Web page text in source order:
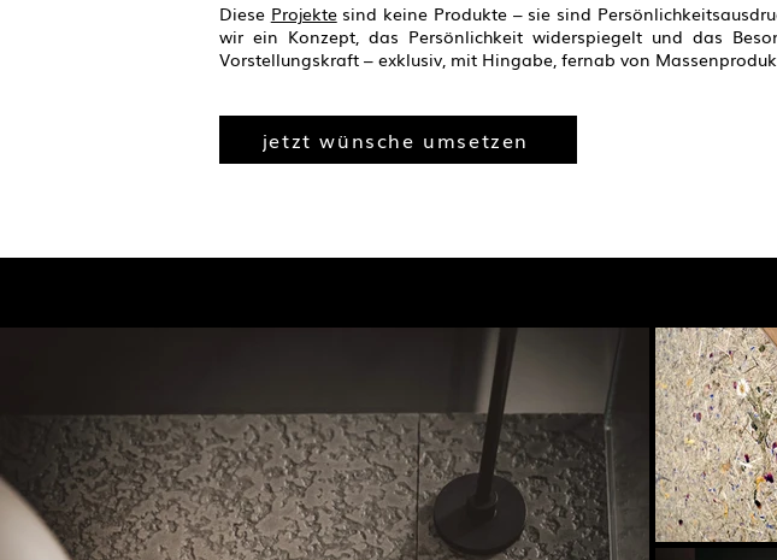
Diese Projektesind keine Produkte – sie sind
wir ein Konzept, das Persönlichkeit widerspiegelt und das
Vorstellungskraft – exklusiv, mit Hingabe, fernab von
jetzt wünsche umsetzen